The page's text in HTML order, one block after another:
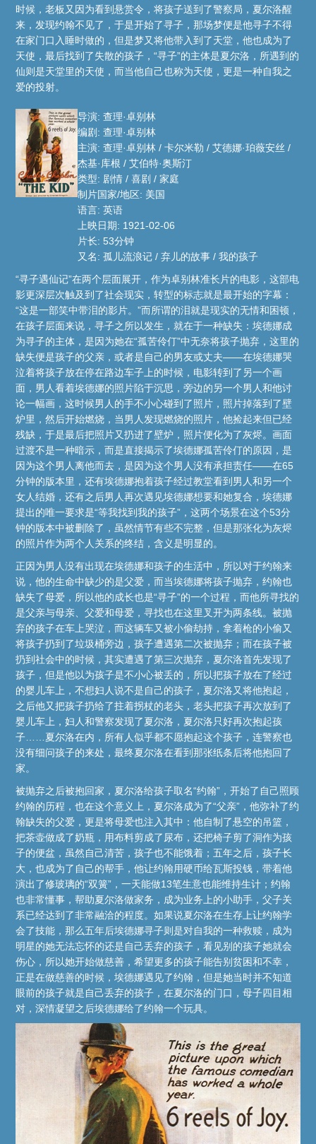
时候，老板又因为看到悬赏令，将孩子送到了警察局，夏尔洛醒
来，发现约翰不见了，于是开始了寻子，那场梦便是他寻子不得
在家门口入睡时做的，但是梦又将他带入到了天堂，他也成为了
天使，最后找到了失散的孩子，“寻子”的主体是夏尔洛，所遇到的
仙则是天堂里的天使，而当他自己也称为天使，更是一种自我之
爱的投射。
导演: 查理·卓别林
编剧: 查理·卓别林
主演: 查理·卓别林 / 卡尔米勒 / 艾德娜·珀薇安丝 /
杰基·库根 / 艾伯特·奥斯汀
类型: 剧情 / 喜剧 / 家庭
制片国家/地区: 美国
语言: 英语
上映日期: 1921-02-06
片长: 53分钟
又名: 孤儿流浪记 / 弃儿的故事 / 我的孩子
“寻子遇仙记”在两个层面展开，作为卓别林准长片的电影，这部电
影更深层次触及到了社会现实，转型的标志就是最开始的字幕：
“这是一部笑中带泪的影片。”而所谓的泪就是现实的无情和困顿，
在孩子层面来说，寻子之所以发生，就在于一种缺失：埃德娜成
为寻子的主体，是因为她在“孤苦伶仃”中无奈将孩子抛弃，这里的
缺失便是孩子的父亲，或者是自己的男友或丈夫——在埃德娜哭
泣着将孩子放在停在路边车子上的时候，电影转到了另一个画
面，男人看着埃德娜的照片陷于沉思，旁边的另一个男人和他讨
论一幅画，这时候男人的手不小心碰到了照片，照片掉落到了壁
炉里，然后开始燃烧，当男人发现燃烧的照片，他捡起来但已经
残缺，于是最后把照片又扔进了壁炉，照片便化为了灰烬。画面
过渡不是一种暗示，而是直接揭示了埃德娜孤苦伶仃的原因，是
因为这个男人离他而去，是因为这个男人没有承担责任——在65
分钟的版本里，还有埃德娜抱着孩子经过教堂看到男人和另一个
女人结婚，还有之后男人再次遇见埃德娜想要和她复合，埃德娜
提出的唯一要求是“等我找到我的孩子”，这两个场景在这个53分
钟的版本中被删除了，虽然情节有些不完整，但是那张化为灰烬
的照片作为两个人关系的终结，含义是明显的。
正因为男人没有出现在埃德娜和孩子的生活中，所以对于约翰来
说，他的生命中缺少的是父爱，而当埃德娜将孩子抛弃，约翰也
缺失了母爱，所以他的成长也是“寻子”的一个过程，而他所寻找的
是父亲与母亲、父爱和母爱，寻找也在这里叉开为两条线。被抛
弃的孩子在车上哭泣，而这辆车又被小偷劫持，拿着枪的小偷又
将孩子扔到了垃圾桶旁边，孩子遭遇第二次被抛弃；而在孩子被
扔到社会中的时候，其实遭遇了第三次抛弃，夏尔洛首先发现了
孩子，但是他以为孩子是不小心被丢的，所以把孩子放在了经过
的婴儿车上，不想妇人说不是自己的孩子，夏尔洛又将他抱起，
之后他又把孩子扔给了拄着拐杖的老头，老头把孩子再次放到了
婴儿车上，妇人和警察发现了夏尔洛，夏尔洛只好再次抱起孩
子……夏尔洛在内，所有人似乎都不愿抱起这个孩子，连警察也
没有细问孩子的来处，最终夏尔洛在看到那张纸条后将他抱回了
家。
被抛弃之后被抱回家，夏尔洛给孩子取名“约翰”，开始了自己照顾
约翰的历程，也在这个意义上，夏尔洛成为了“父亲”，他弥补了约
翰缺失的父爱，更是将母爱也注入其中：他自制了悬空的吊篮，
把茶壶做成了奶瓶，用布料剪成了尿布，还把椅子剪了洞作为孩
子的便盆，虽然自己清苦，孩子也不能饿着；五年之后，孩子长
大，也成为了自己的帮手，他让约翰用硬币给瓦斯投钱，带着他
演出了修玻璃的“双簧”，一天能做13笔生意也能维持生计；约翰
也非常懂事，帮助夏尔洛做家务，成为业务上的小助手，父子关
系已经达到了非常融洽的程度。如果说夏尔洛在生存上让约翰学
会了技能，那么五年后埃德娜寻子则是对自我的一种救赎，成为
明星的她无法忘怀的还是自己丢弃的孩子，看见别的孩子她就会
伤心，所以她开始做慈善，希望更多的孩子能告别贫困和不幸，
正是在做慈善的时候，埃德娜遇见了约翰，但是她当时并不知道
眼前的孩子就是自己丢弃的孩子，在夏尔洛的门口，母子四目相
对，深情凝望之后埃德娜给了约翰一个玩具。